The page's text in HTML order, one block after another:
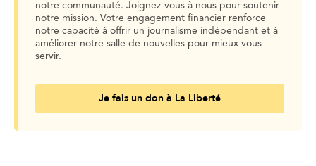
notre communauté. Joignez-vous à nous pour soutenir
notre mission. Votre engagement financier renforce
notre capacité à offrir un journalisme indépendant et à
améliorer notre salle de nouvelles pour mieux vous
servir.
Je fais un don à La Liberté